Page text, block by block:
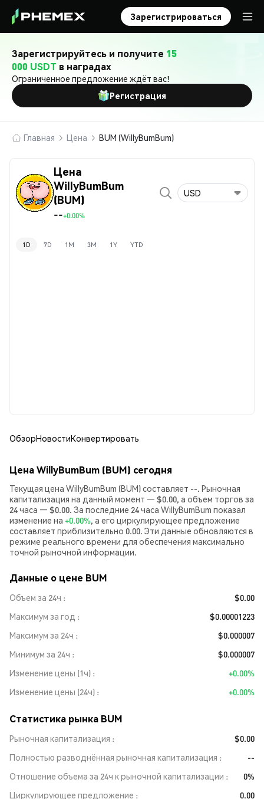
Зарегистрироваться
Зарегистрируйтесь и получите 15
000 USDT в наградах
Ограниченное предложение ждёт вас!
Регистрация
Главная Цена BUM (WillyBumBum)
Цена
WillyBumBum
(BUM)
--+0.00%
USD
1D 7D 1M 3M 1Y YTD
ОбзорНовостиКонвертировать
Цена WillyBumBum (BUM) сегодня
Текущая цена WillyBumBum (BUM) составляет --. Рыночная
капитализация на данный момент — $0.00, а объем торгов за
24 часа — $0.00. За последние 24 часа WillyBumBum показал
изменение на +0.00%, а его циркулирующее предложение
составляет приблизительно 0.00. Эти данные обновляются в
режиме реального времени для обеспечения максимально
точной рыночной информации.
Данные о цене BUM
Объем за 24ч
$0.00
Максимум за год
$0.00001223
Максимум за 24ч
$0.000007
Минимум за 24ч
$0.000007
Изменение цены (1ч)
+0.00%
Изменение цены (24ч)
+0.00%
Статистика рынка BUM
Рыночная капитализация
$0.00
Полностью разводнённая рыночная капитализация
--
Отношение объема за 24ч к рыночной капитализации
0%
Циркулирующее предложение
0.00